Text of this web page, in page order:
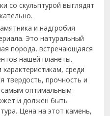
со скульптурой выглядят
и надгробия
Это натуральный
порода, встречающаяся
нашей планеты.
среди
твердость, прочность и
самым оптимальным
и должен быть
Цена на этот камень,